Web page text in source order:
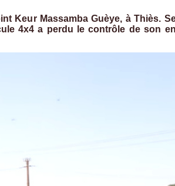
Keur Massamba Guèye, à Thiès.
4x4 a perdu le contrôle de son